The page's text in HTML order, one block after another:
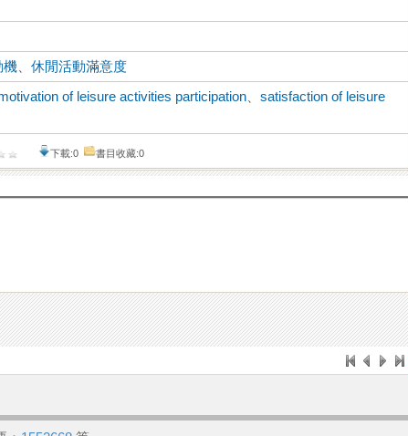
機 、休閒活動滿意度
of leisure activities participation 、satisfaction of leisure
下載:0 書目收藏:0